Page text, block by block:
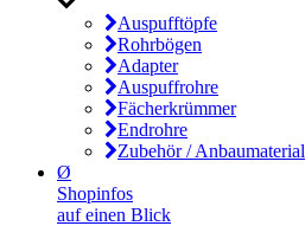
Auspufftöpfe
Rohrbögen
Adapter
Auspuffrohre
Fächerkrümmer
Endrohre
Zubehör / Anbaumaterial
Ø
Shopinfos
auf einen Blick